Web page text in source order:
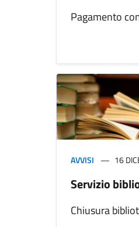
Pagamento
AVVISI 16
Servizio
Chiusura